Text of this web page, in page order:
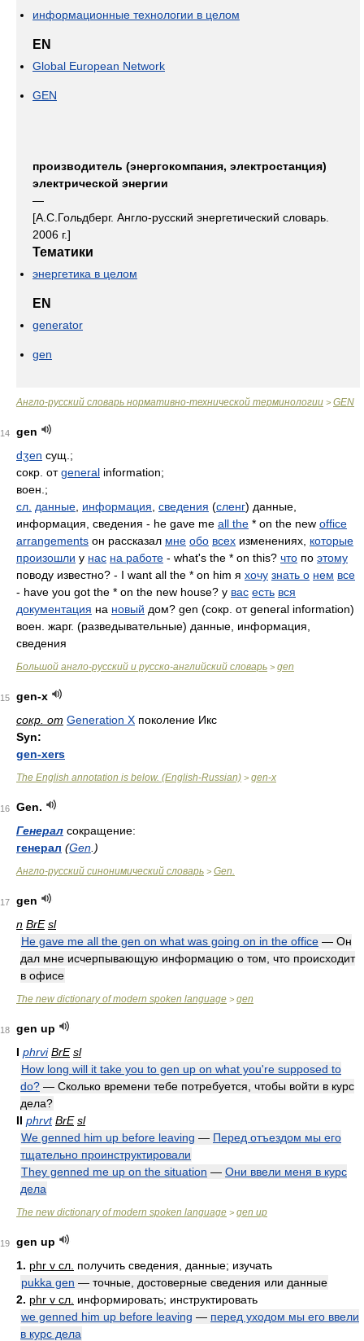
информационные технологии в целом
EN
Global European Network
GEN
производитель (энергокомпания, электростанция)
электрической энергии
—
[А.С.Гольдберг. Англо-русский энергетический словарь.
2006 г.]
Тематики
энергетика в целом
EN
generator
gen
Англо-русский словарь нормативно-технической терминологии > GEN
14
gen
dʒen сущ.;
сокр. отgeneral information;
воен.;
сл. данные информация сведения (сленг) данные,
информация, сведения - he gave me all the * on the new office
arrangements он рассказал мне обо всех изменениях, которые
произошли у нас на работе - what's the * on this? что по этому
поводу известно? - I want all the * on him я хочу знать о нем все
- have you got the * on the new house? у вас есть вся
документация на новый дом? gen (сокр. от general information)
воен. жарг. (разведывательные) данные, информация,
сведения
Большой англо-русский и русско-английский словарь > gen
15
gen-x
сокр. от Generation X поколение Икс
Syn:
gen-xers
The English annotation is below. (English-Russian) > gen-x
16
Gen.
Генерал сокращение:
генерал (Gen .)
Англо-русский синонимический словарь > Gen.
17
gen
n BrE sl
He gave me all the gen on what was going on in the office — Он
дал мне исчерпывающую информацию о том, что происходит
в офисе
The new dictionary of modern spoken language > gen
18
gen up
I phrvi BrE sl
How long will it take you to gen up on what you're supposed to
do? — Сколько времени тебе потребуется, чтобы войти в курс
дела?
II phrvt BrE sl
We genned him up before leaving — Перед отъездом мы его
тщательно проинструктировали
They genned me up on the situation — Они ввели меня в курс
дела
The new dictionary of modern spoken language > gen up
19
gen up
1. phr v сл. получить сведения, данные; изучать
pukka gen — точные, достоверные сведения или данные
2. phr v сл. информировать; инструктировать
we genned him up before leaving — перед уходом мы его ввели
в курс дела